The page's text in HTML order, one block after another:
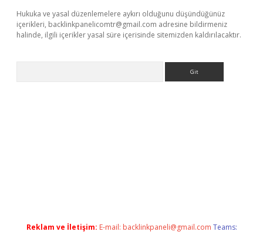
Hukuka ve yasal düzenlemelere aykırı olduğunu düşündüğünüz
içerikleri, backlinkpanelicomtr@gmail.com adresine bildirmeniz
halinde, ilgili içerikler yasal süre içerisinde sitemizden kaldırılacaktır.
Reklam ve İletişim: E-mail: backlinkpaneli@gmail.com Teams: